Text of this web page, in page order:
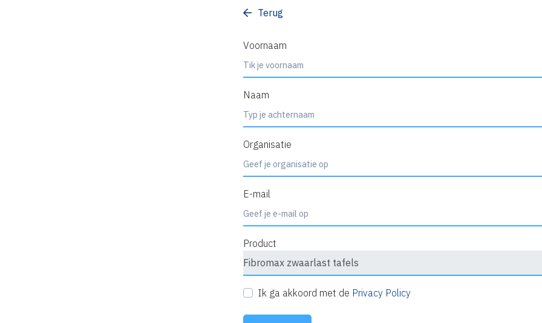
Terug
Voornaam
Naam
Organisatie
E-mail
Product
Ik ga akkoord met de Privacy Policy